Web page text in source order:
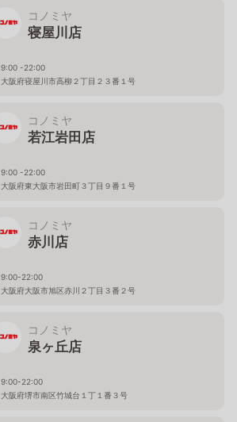
コノミヤ
寝屋川店
9:00 -22:00
大阪府寝屋川市高柳２丁目２３番１号
コノミヤ
若江岩田店
9:00 -22:00
大阪府東大阪市岩田町３丁目９番１号
コノミヤ
赤川店
9:00-22:00
大阪府大阪市旭区赤川２丁目３番２号
コノミヤ
泉ヶ丘店
9:00-22:00
大阪府堺市南区竹城台１丁１番３号